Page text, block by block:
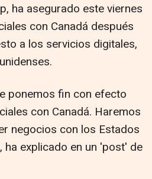
ha asegurado este viernes
con Canadá después
a los servicios digitales,
ponemos fin con efecto
con Canadá. Haremos
negocios con los Estados
explicado en un 'post' de